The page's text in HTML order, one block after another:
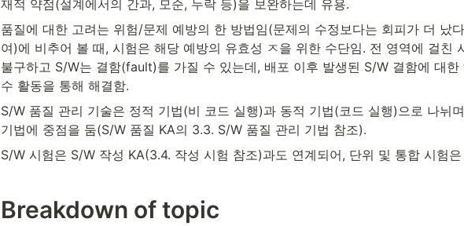
재적 약점(설계에서의 간과, 모순, 누락 등)을 보완하는데 유용.
품질에 대한 고려는 위험/문제 예방의 한 방법임(문제의 수정보다는 회피가 더 났
여)에 비추어 볼 때, 시험은 해당 예방의 유효성 ㅈ을 위한 수단임. 전 영역에 걸친
불구하고 S/W는 결함(fault)를 가질 수 있는데, 배포 이후 발생된 S/W 결함에 대한
수 활동을 통해 해결함.
S/W 품질 관리 기술은 정적 기법(비 코드 실행)과 동적 기법(코드 실행)으로 나뉘
기법에 중점을 둠(S/W 품질 KA의 3.3. S/W 품질 관리 기법 참조).
S/W 시험은 S/W 작성 KA(3.4. 작성 시험 참조)과도 연계되어, 단위 및 통합 시험
Breakdown of topic